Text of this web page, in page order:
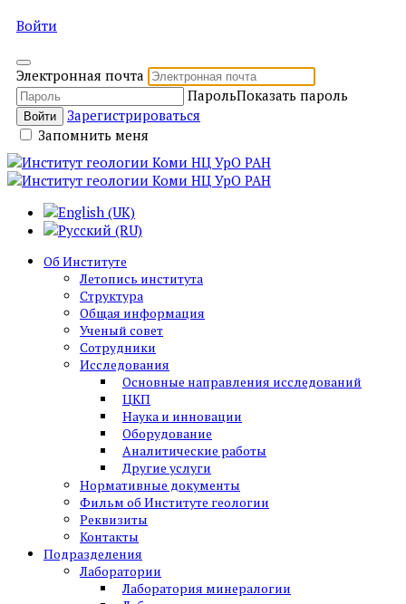
Войти
Электронная почта
ПарольПоказать пароль
Войти
Зарегистрироваться
Запомнить меня
Об Институте
Летопись института
Структура
Общая информация
Ученый совет
Сотрудники
Исследования
Основные направления исследований
ЦКП
Наука и инновации
Оборудование
Аналитические работы
Другие услуги
Нормативные документы
Фильм об Институте геологии
Реквизиты
Контакты
Подразделения
Лаборатории
Лаборатория минералогии